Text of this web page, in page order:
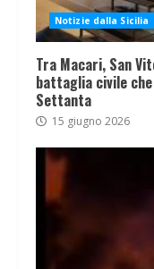
Notizie dalla Sicilia
Tra Macari, San
battaglia civile
Settanta
15 giugno 2026